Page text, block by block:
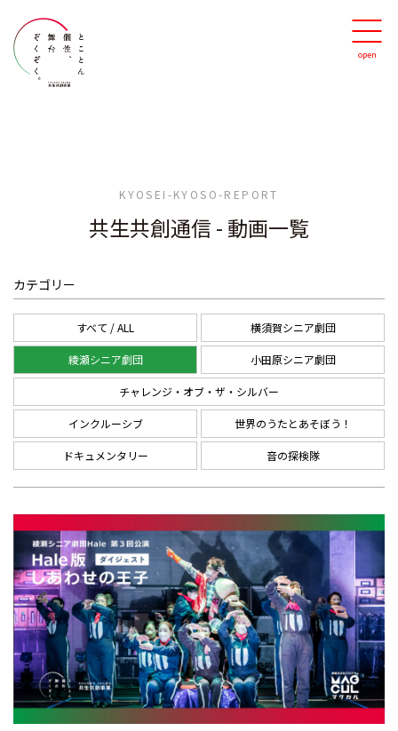
KYOSEI-KYOSO-REPORT
共生共創通信 - 動画一覧
カテゴリー
すべて / ALL 横須賀シニア劇団
綾瀬シニア劇団 小田原シニア劇団
チャレンジ・オブ・ザ・シルバー
インクルーシブ 世界のうたとあそぼう！
ドキュメンタリー 音の探検隊